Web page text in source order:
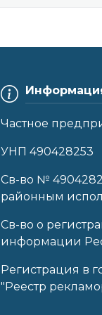
Частное
УНП 490428253
Cв-во №
районным
Св-во о
информации
Регистрация в
"Реестр